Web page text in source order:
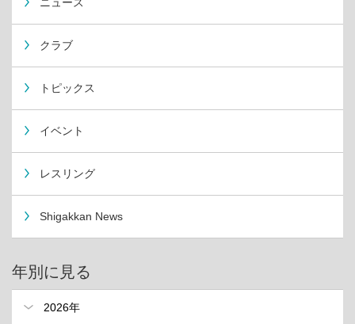
クラブ
トピックス
イベント
レスリング
Shigakkan News
年別に見る